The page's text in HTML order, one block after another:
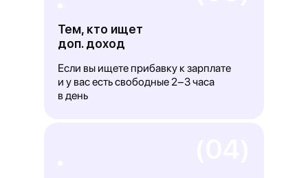
Тем, кто ищет
доп. доход
Если вы ищете прибавку к зарплате
и у вас есть свободные 2−3 часа
в день